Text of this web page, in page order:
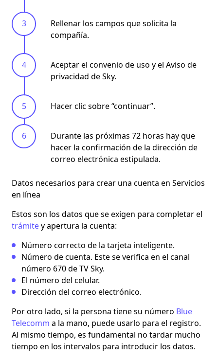
Rellenar los campos que solicita la
compañía.
Aceptar el convenio de uso y el Aviso de
privacidad de Sky.
Hacer clic sobre “continuar”.
Durante las próximas 72 horas hay que
hacer la confirmación de la dirección de
correo electrónica estipulada.
Datos necesarios para crear una cuenta en Servicios
en línea
Estos son los datos que se exigen para completar el
trámitey apertura la cuenta:
Número correcto de la tarjeta inteligente.
Número de cuenta. Este se verifica en el canal
número 670 de TV Sky.
El número del celular.
Dirección del correo electrónico.
Por otro lado, si la persona tiene su número Blue
Telecomm a la mano, puede usarlo para el registro.
Al mismo tiempo, es fundamental no tardar mucho
tiempo en los intervalos para introducir los datos.